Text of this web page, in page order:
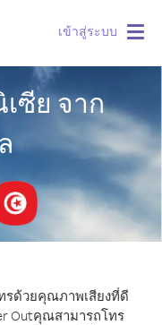
เข้าสู่ระบบ
ซีย จาก
ด้วยคุณภาพเสียงที่ดี
Outคุณสามารถโทร